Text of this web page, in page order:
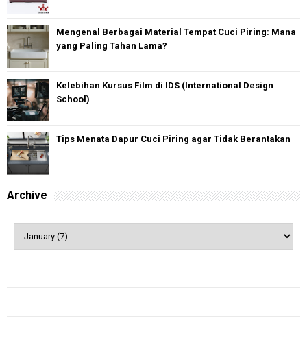
Mengenal Berbagai Material Tempat Cuci Piring: Mana
yang Paling Tahan Lama?
Kelebihan Kursus Film di IDS (International Design
School)
Tips Menata Dapur Cuci Piring agar Tidak Berantakan
Archive